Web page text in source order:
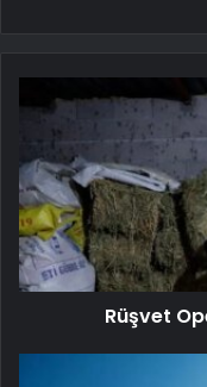
Rüşvet